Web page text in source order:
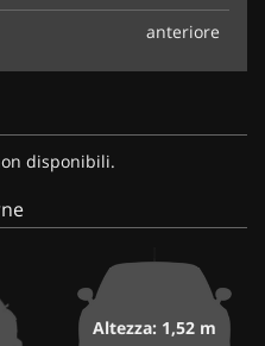
anteriore
disponibili.
Altezza: 1,52 m